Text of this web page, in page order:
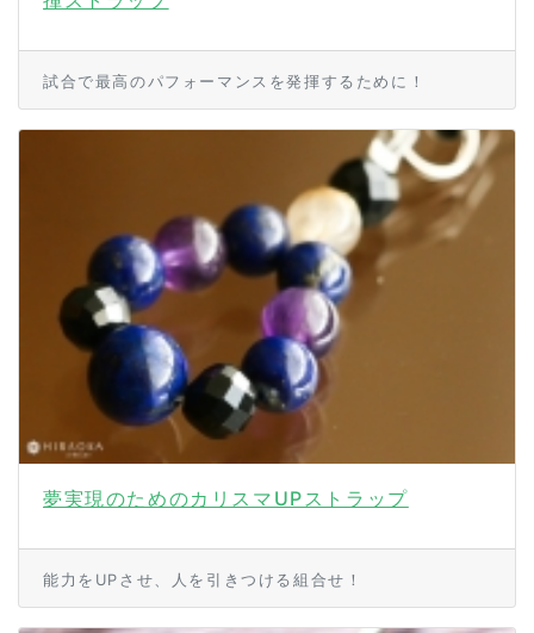
試合で最高のパフォーマンスを発揮するために！
夢実現のためのカリスマUPストラップ
能力をUPさせ、人を引きつける組合せ！